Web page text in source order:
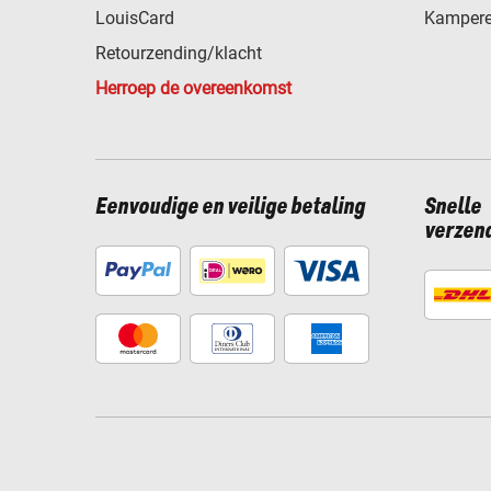
LouisCard
Retourzending/klacht
Herroep de overeenkomst
Eenvoudige en veilige betaling
Snelle